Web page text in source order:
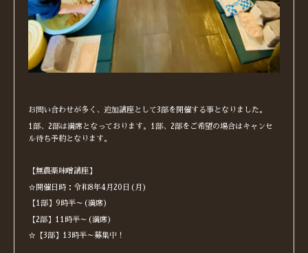
お問い合わせが多く、追加講座として3部を開催する事となりました。
1部、2部は満席となっております。1部、2部をご希望の場合はキャンセ
ル待ち予約となります。
【無農薬味噌講座】
☆開催日時：令和8年4月20日(月)
【1部】9時半～(満席)
【2部】11時半～(満席)
☆【3部】13時半～募集中！